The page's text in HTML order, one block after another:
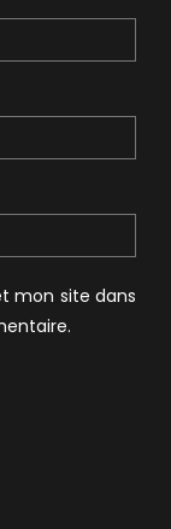
mon site dans